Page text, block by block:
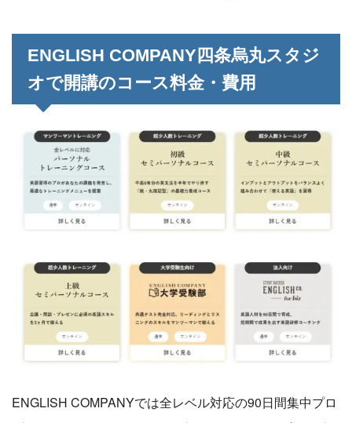
ENGLISH COMPANY四条烏丸スタジ
オで開講のコース料金・費用
ENGLISH COMPANYでは全レベル対応の90日間集中プロ